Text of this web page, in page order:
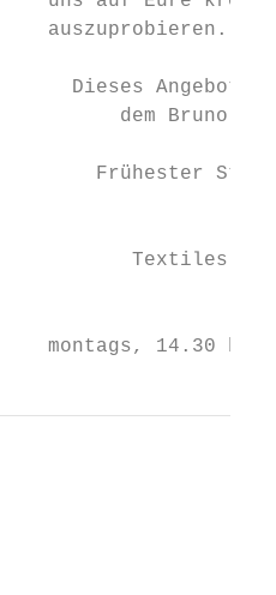
auszuprobieren.
Dieses Angebot
dem Bruno-
Frühester
Textiles
montags, 14.30 bis